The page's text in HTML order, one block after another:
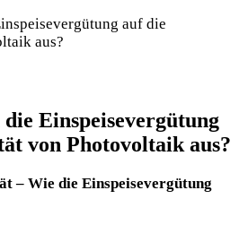
Einspeisevergütung
von Photovoltaik aus?
– Wie die Einspeisevergütung